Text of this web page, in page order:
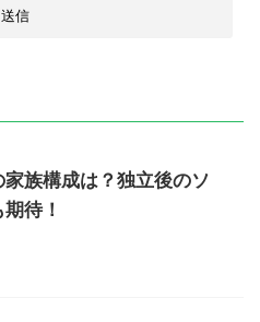
族構成は？独立後のソ
待！